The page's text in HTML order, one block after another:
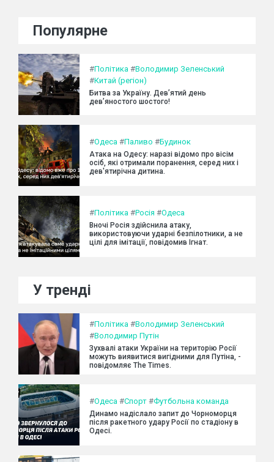
Популярне
#Політика #Володимир Зеленський
#Китай (регіон)
Битва за Україну. Дев’ятий день
дев’яностого шостого!
#Одеса #Паливо #Будинок
Атака на Одесу: наразі відомо про вісім
осіб, які отримали поранення, серед них і
дев'ятирічна дитина.
#Політика #Росія #Одеса
Вночі Росія здійснила атаку,
використовуючи ударні безпілотники, а не
цілі для імітації, повідомив Ігнат.
У тренді
#Політика #Володимир Зеленський
#Володимир Путін
Зухвалі атаки України на територію Росії
можуть виявитися вигідними для Путіна, -
повідомляє The Times.
#Одеса #Спорт #Футбольна команда
Динамо надіслало запит до Чорноморця
після ракетного удару Росії по стадіону в
Одесі.